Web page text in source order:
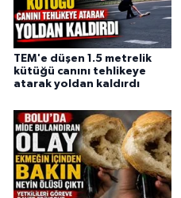
TEM'e düşen 1.5 metrelik
kütüğü canını tehlikeye
atarak yoldan kaldırdı